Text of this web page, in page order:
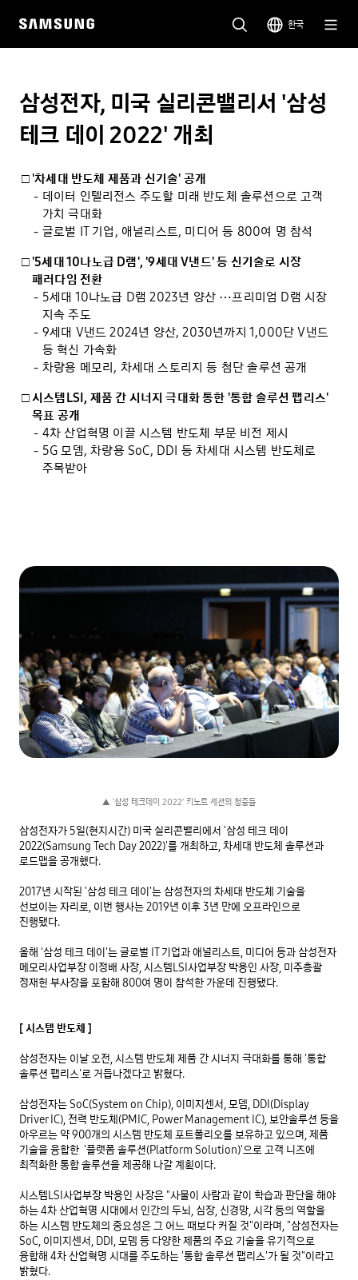
한국
삼성전자, 미국 실리콘밸리서 '삼성
테크 데이 2022' 개최
'차세대 반도체 제품과 신기술' 공개
데이터 인텔리전스 주도할 미래 반도체 솔루션으로 고객
가치 극대화
글로벌 IT 기업, 애널리스트, 미디어 등 800여 명 참석
'5세대 10나노급 D램', '9세대 V낸드' 등 신기술로 시장
패러다임 전환
5세대 10나노급 D램 2023년 양산 ⋯프리미엄 D램 시장
지속 주도
9세대 V낸드 2024년 양산, 2030년까지 1,000단 V낸드
등 혁신 가속화
차량용 메모리, 차세대 스토리지 등 첨단 솔루션 공개
시스템LSI, 제품 간 시너지 극대화 통한 '통합 솔루션 팹리스'
목표 공개
4차 산업혁명 이끌 시스템 반도체 부문 비전 제시
5G 모뎀, 차량용 SoC, DDI 등 차세대 시스템 반도체로
주목받아
▲ ‘삼성 테크데이 2022’ 키노트 세션의 청중들
삼성전자가 5일(현지시간) 미국 실리콘밸리에서 '삼성 테크 데이
2022(Samsung Tech Day 2022)'를 개최하고, 차세대 반도체 솔루션과
로드맵을 공개했다.
2017년 시작된 '삼성 테크 데이'는 삼성전자의 차세대 반도체 기술을
선보이는 자리로, 이번 행사는 2019년 이후 3년 만에 오프라인으로
진행됐다.
올해 '삼성 테크 데이'는 글로벌 IT 기업과 애널리스트, 미디어 등과 삼성전자
메모리사업부장 이정배 사장, 시스템LSI사업부장 박용인 사장, 미주총괄
정재헌 부사장을 포함해 800여 명이 참석한 가운데 진행됐다.
[ 시스템 반도체 ]
삼성전자는 이날 오전, 시스템 반도체 제품 간 시너지 극대화를 통해 '통합
솔루션 팹리스'로 거듭나겠다고 밝혔다.
삼성전자는 SoC(System on Chip), 이미지센서, 모뎀, DDI(Display
Driver IC), 전력 반도체(PMIC, Power Management IC), 보안솔루션 등을
아우르는 약 900개의 시스템 반도체 포트폴리오를 보유하고 있으며, 제품
기술을 융합한  '플랫폼 솔루션(Platform Solution)'으로 고객 니즈에
최적화한 통합 솔루션을 제공해 나갈 계획이다.
시스템LSI사업부장 박용인 사장은 "사물이 사람과 같이 학습과 판단을 해야
하는 4차 산업혁명 시대에서 인간의 두뇌, 심장, 신경망, 시각 등의 역할을
하는 시스템 반도체의 중요성은 그 어느 때보다 커질 것"이라며, "삼성전자는
SoC, 이미지센서, DDI, 모뎀 등 다양한 제품의 주요 기술을 유기적으로
융합해 4차 산업혁명 시대를 주도하는 '통합 솔루션 팹리스'가 될 것"이라고
밝혔다.